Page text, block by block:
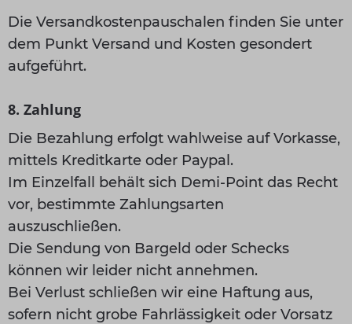
Die Versandkostenpauschalen finden Sie unter
dem Punkt Versand und Kosten gesondert
aufgeführt.
8. Zahlung
Die Bezahlung erfolgt wahlweise auf Vorkasse,
mittels Kreditkarte oder Paypal.
Im Einzelfall behält sich Demi-Point das Recht
vor, bestimmte Zahlungsarten
auszuschließen.
Die Sendung von Bargeld oder Schecks
können wir leider nicht annehmen.
Bei Verlust schließen wir eine Haftung aus,
sofern nicht grobe Fahrlässigkeit oder Vorsatz